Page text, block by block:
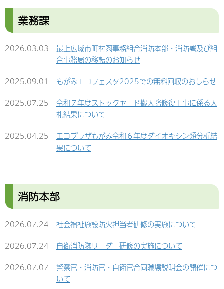
合事務局の移転のお知らせ
2026.02.26
≪募集を締め切りました≫ 最上広域市町村圏事務
度採用）
2026.02.20
令和７年度 最上広域市町村圏事務組合職員（行政
職）採用試験二次試験 合格者について
2026.02.13
最上広域市町村圏事務組合 会計年度任用職員の募
集について（令和８年度採用）
止に関する要綱の策定について
2026.01.22
令和７年度 最上広域市町村圏事務組合職員（行政
試験最終合格者について
2025.12.18
最上広域市町村圏事務組合職員の人事行政の運営等
の状況（令和７年度公表分）
業務課
2026.03.03
最上広域市町村圏事務組合消防本部・消防署及び組
合事務局の移転のお知らせ
2025.09.01
もがみエコフェスタ2025での無料回収のおしらせ
2025.07.25
令和７年度ストックヤード搬入路修復工事に係る入
札結果について
2025.04.25
エコプラザもがみ令和６年度ダイオキシン類分析結
果について
2024.09.20
エコフェスタもがみ2024 イベントレポート
2024.08.16
【お知らせ】衛生施設の土日祝日の会場について
2024.07.29
リサイクルプラザもがみの受入再開について
2024.02.27
【お知らせ】令和6年度無料回収品目について
消防本部
2026.07.24
社会福祉施設防火担当者研修の実施について
2026.07.24
自衛消防隊リーダー研修の実施について
2026.07.07
警察官・消防官・自衛官合同職場説明会の開催につ
いて